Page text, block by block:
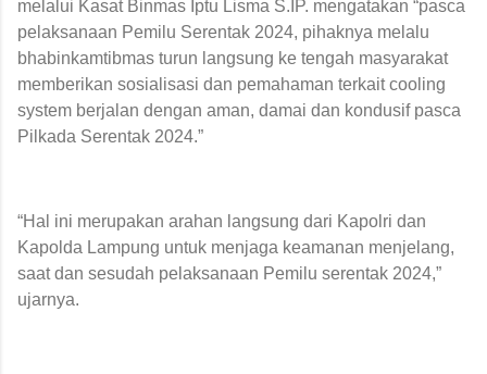
melalui Kasat Binmas Iptu Lisma S.IP. mengatakan “pasca
pelaksanaan Pemilu Serentak 2024, pihaknya melalu
bhabinkamtibmas turun langsung ke tengah masyarakat
memberikan sosialisasi dan pemahaman terkait cooling
system berjalan dengan aman, damai dan kondusif pasca
Pilkada Serentak 2024.”
“Hal ini merupakan arahan langsung dari Kapolri dan
Kapolda Lampung untuk menjaga keamanan menjelang,
saat dan sesudah pelaksanaan Pemilu serentak 2024,”
ujarnya.